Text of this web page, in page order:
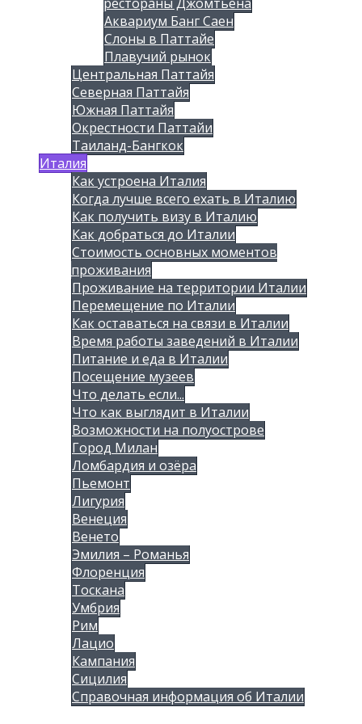
Аквариум Банг Саен
Слоны в Паттайе
Плавучий рынок
Центральная Паттайя
Северная Паттайя
Южная Паттайя
Окрестности Паттайи
Таиланд-Бангкок
Италия
Как устроена Италия
Когда лучше всего ехать в Италию
Как получить визу в Италию
Как добраться до Италии
Стоимость основных моментов
проживания
Проживание на территории Италии
Перемещение по Италии
Как оставаться на связи в Италии
Время работы заведений в Италии
Питание и еда в Италии
Посещение музеев
Что делать если...
Что как выглядит в Италии
Возможности на полуострове
Город Милан
Ломбардия и озёра
Пьемонт
Лигурия
Венеция
Венето
Эмилия – Романья
Флоренция
Тоскана
Умбрия
Рим
Лацио
Кампания
Сицилия
Справочная информация об Италии